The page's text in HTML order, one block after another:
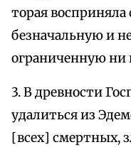
торая
безначальную и
ограниченную ни
3. В древности
удалиться из
[всех] смертных,